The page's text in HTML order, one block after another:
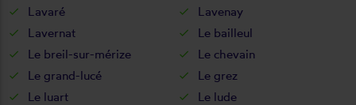
Lavaré
Lavenay
Lavernat
Le bailleul
Le breil-sur-mérize
Le chevain
Le grand-lucé
Le grez
Le luart
Le lude